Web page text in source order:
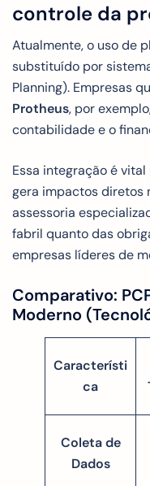
controle da
Atualmente, o uso de
substituído por
Planning). Empresas
Protheus, por
contabilidade e o
Essa integração é
gera impactos diretos
assessoria
fabril quanto das
empresas líderes de
Comparativo:
Moderno
Característi
ca
Coleta de
Dados